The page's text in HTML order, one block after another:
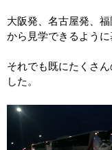
大阪発、名古屋発、
から見学できるように
それでも既にたくさ
した。